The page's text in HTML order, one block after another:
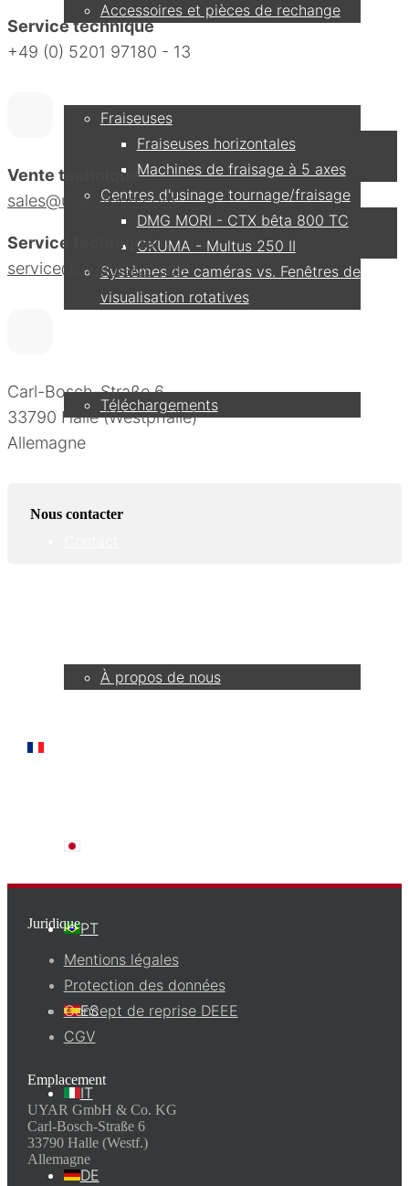
Accessoires et pièces de rechange
Applications
Fraiseuses
Fraiseuses horizontales
Machines de fraisage à 5 axes
Centres d'usinage tournage/fraisage
DMG MORI - CTX bêta 800 TC
OKUMA - Multus 250 II
Systèmes de caméras vs. Fenêtres de
visualisation rotatives
Téléchargements
À propos de nous
FR
日本語
PT
ES
IT
DE
Service technique
+49 (0) 5201 97180 - 13
Vente technique
sales@uyarvision.com
Service technique
service@uyarvision.com
Carl-Bosch-Straße 6
33790 Halle (Westphalie)
Allemagne
Nous contacter
Juridique
Mentions légales
Protection des données
Concept de reprise DEEE
CGV
Emplacement
UYAR GmbH & Co. KG
Carl-Bosch-Straße 6
33790 Halle (Westf.)
Allemagne